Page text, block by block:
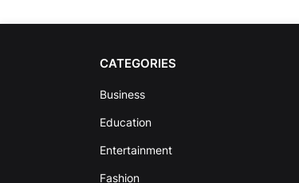
CATEGORIES
Business
Education
Entertainment
Fashion